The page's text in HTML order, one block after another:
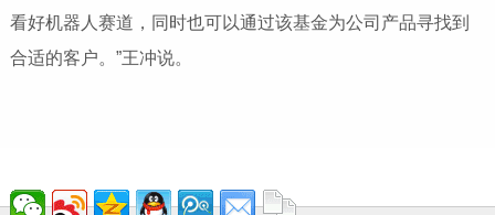
看好机器人赛道，同时也可以通过该基金为公司产品寻找到
合适的客户。”王冲说。